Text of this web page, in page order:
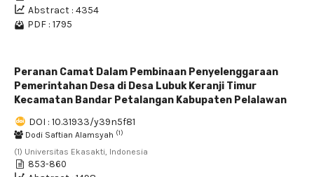
Abstract : 4354
PDF : 1795
Peranan Camat Dalam Pembinaan Penyelenggaraan
Pemerintahan Desa di Desa Lubuk Keranji Timur
Kecamatan Bandar Petalangan Kabupaten Pelalawan
DOI : 10.31933/y39n5f81
Dodi Saftian Alamsyah (1)
(1) Universitas Ekasakti, Indonesia
853-860